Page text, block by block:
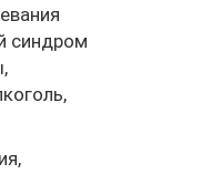
синдром